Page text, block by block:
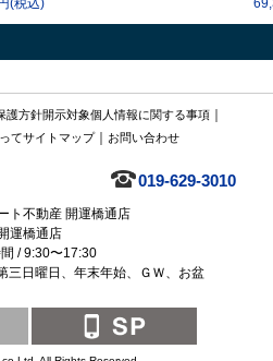
(税込)
護方針開示対象個人情報に関する事項｜
てサイトマップ｜ お問い合わせ
019-629-3010
ト不動産 開運橋通店
運橋通店
/ 9:30〜17:30
三日曜日、年末年始、ＧＷ、お盆